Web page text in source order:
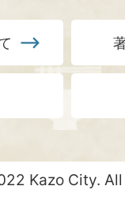
Kazo City.